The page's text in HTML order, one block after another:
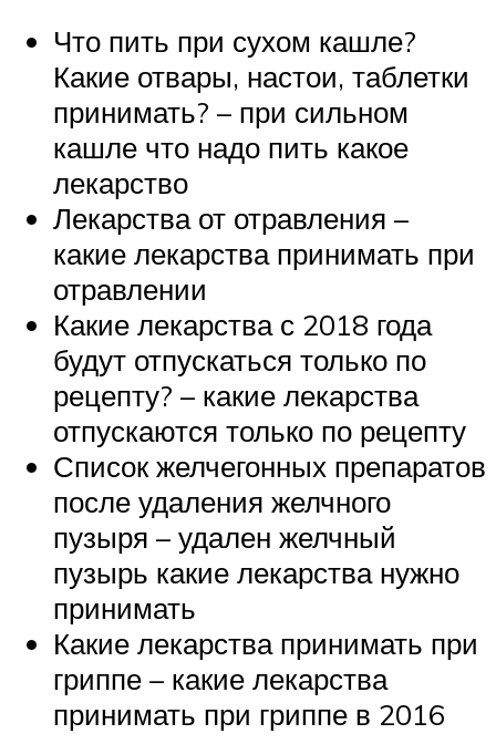
Что пить при сухом кашле?
Какие отвары, настои, таблетки
принимать? – при сильном
кашле что надо пить какое
лекарство
Лекарства от отравления –
какие лекарства принимать при
отравлении
Какие лекарства с 2018 года
будут отпускаться только по
рецепту? – какие лекарства
отпускаются только по рецепту
Список желчегонных препаратов
после удаления желчного
пузыря – удален желчный
пузырь какие лекарства нужно
принимать
Какие лекарства принимать при
гриппе – какие лекарства
принимать при гриппе в 2016